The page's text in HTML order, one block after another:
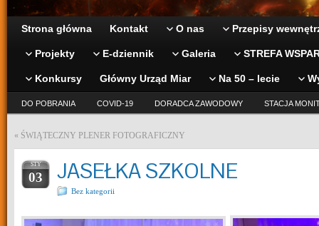
Strona główna Kontakt O nas Przepisy
Projekty E-dziennik Galeria STREFA
Konkursy Główny Urząd Miar Na 50 – lecie
DO POBRANIA COVID-19 DORADCA ZAWODOWY STACJA
« ŚWIĄTECZNY PLENER FOTOGRAFICZNY
STY
03 JASEŁKA SZKOLNE
Bez kategorii